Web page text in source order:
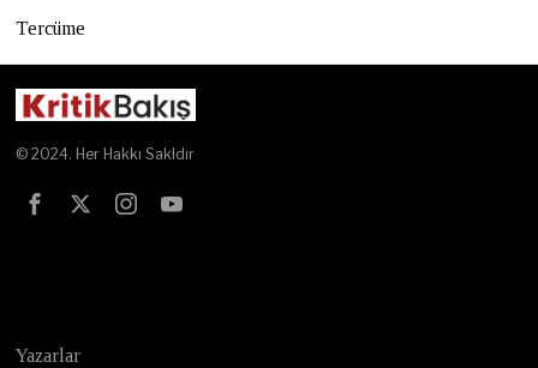
Tercüme
© 2024. Her Hakkı Sakldır
Yazarlar